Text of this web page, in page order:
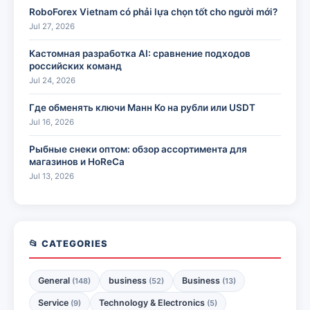
RoboForex Vietnam có phải lựa chọn tốt cho người mới?
Jul 27, 2026
Кастомная разработка AI: сравнение подходов
российских команд
Jul 24, 2026
Где обменять ключи Манн Ко на рубли или USDT
Jul 16, 2026
Рыбные снеки оптом: обзор ассортимента для
магазинов и HoReCa
Jul 13, 2026
📂 CATEGORIES
General (148) business (52) Business (13)
Service (9) Technology & Electronics (5)